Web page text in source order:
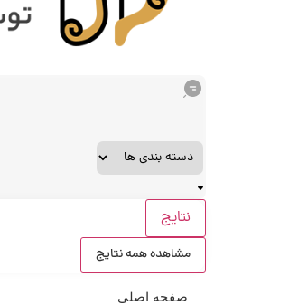
نتایج
مشاهده همه نتایج
صفحه اصلی